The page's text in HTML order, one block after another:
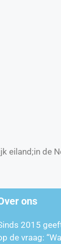
eiland;in de
ons
2015
de vraag: